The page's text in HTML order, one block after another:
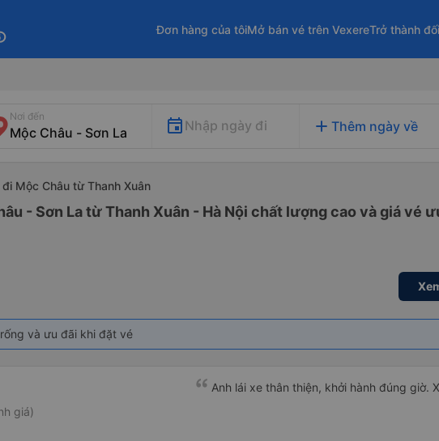
Đơn hàng của tôiMở bán vé trên VexereTrở thành
Nơi đến
Nhập ngày đi add Thêm ngày về
đi Mộc Châu từ Thanh Xuân
- Sơn La từ Thanh Xuân - Hà Nội chất lượng cao và giá vé
và ưu đãi khi đặt vé
giá)
Anh lái xe thân thiện, khởi hành đúng giờ.